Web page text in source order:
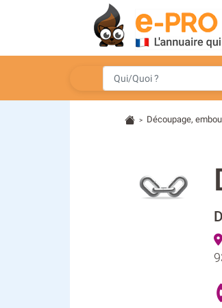
> Découpage,